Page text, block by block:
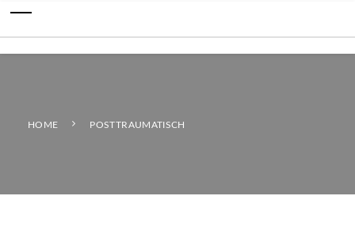
HOME POSTTRAUMATISCH